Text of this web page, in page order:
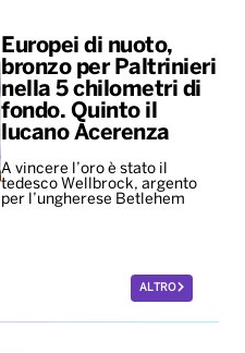
Europei di nuoto,
bronzo per Paltrinieri
nella 5 chilometri di
fondo. Quinto il
lucano Acerenza
A vincere l’oro è stato il
tedesco Wellbrock, argento
per l’ungherese Betlehem
ALTRO